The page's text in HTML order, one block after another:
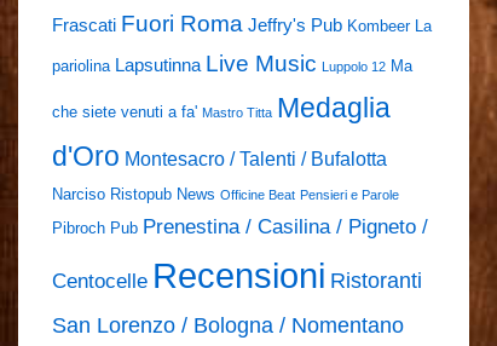
Frascati Fuori Roma Jeffry's Pub Kombeer La
pariolina Lapsutinna Live Music Luppolo 12 Ma
che siete venuti a fa' Mastro Titta Medaglia
d'Oro Montesacro / Talenti / Bufalotta
Narciso Ristopub News Officine Beat Pensieri e Parole
Pibroch Pub Prenestina / Casilina / Pigneto /
Centocelle Recensioni Ristoranti
San Lorenzo / Bologna / Nomentano